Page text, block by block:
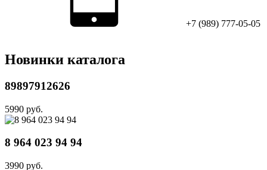
+7 (989) 777-05-05
Новинки каталога
89897912626
5990 руб.
8 964 023 94 94
3990 руб.